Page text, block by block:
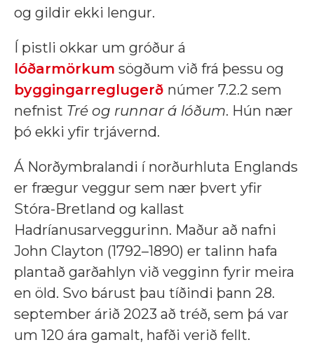
og gildir ekki lengur.
Í pistli okkar um gróður á
lóðarmörkum sögðum við frá þessu og
byggingarreglugerð númer 7.2.2 sem
nefnist Tré og runnar á lóðum. Hún nær
þó ekki yfir trjávernd.
Á Norðymbralandi í norðurhluta Englands
er frægur veggur sem nær þvert yfir
Stóra-Bretland og kallast
Hadríanusarveggurinn. Maður að nafni
John Clayton (1792–1890) er talinn hafa
plantað garðahlyn við vegginn fyrir meira
en öld. Svo bárust þau tíðindi þann 28.
september árið 2023 að tréð, sem þá var
um 120 ára gamalt, hafði verið fellt.